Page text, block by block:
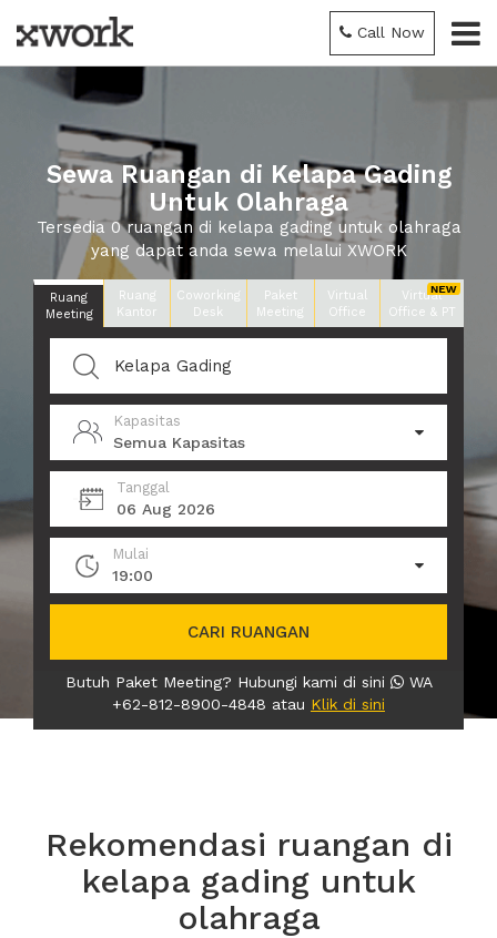
Call Now
Sewa Ruangan di Kelapa Gading
Untuk Olahraga
Tersedia 0 ruangan di kelapa gading untuk olahraga
yang dapat anda sewa melalui XWORK
Ruang
Meeting
Ruang
Kantor
Coworking
Desk
Paket
Meeting
Virtual
Office
Virtual
Office & PT
Kapasitas
Semua Kapasitas
Tanggal
06 Aug 2026
Mulai
19:00
CARI RUANGAN
Butuh Paket Meeting? Hubungi kami di sini
WA
+62-812-8900-4848 atau Klik di sini
Rekomendasi ruangan di
kelapa gading untuk
olahraga